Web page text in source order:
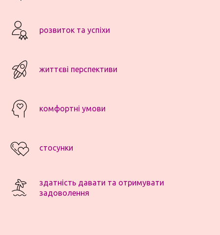
розвиток та успіхи
життєві перспективи
комфортні умови
стосунки
здатність давати та отримувати
задоволення